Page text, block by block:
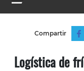
Compartir
Logística de